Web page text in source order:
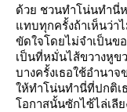
ด้วย ชวนทำโน่นทำนี่
ทบทุกครั้งถ้าเห็นว่าไ
ขัดใจโดยไม่จำเป็นข
เป็นที่หมั่นไส้ขวางหูข
บางครั้งเธอใช้อำนาจ
ห้ทำโน่นทำนี่ที่ปกติเ
อกาสนั้นซักไซ้ไล่เลีย